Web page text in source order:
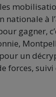
nationale à
gagner,
un
forces, suivi